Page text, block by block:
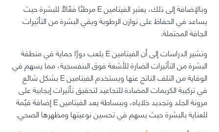
وبالإضافة إلى ذلك، يعتبر الفيتامين E مرطبًا فعّالًا للبشرة حيث
يساعد في الحفاظ على توازن الرطوبة ويقي البشرة من التأثيرات
الجافة المحتملة.
وتشير الدراسات إلى أن الفيتامين E يلعب دورًا حماية في منطقة
البشرة من التأثيرات الضارة للأشعة فوق البنفسجية، مما يسهم في
الوقاية من التلف الناتج عنها ويستخدم الفيتامين E بشكل شائع
في تركيبة الكريمات المضادة للتجاعيد لتحقيق تأثيرات إيجابية على
مرونة الجلد وتجديد خلاياه، وببساطة يعد الفيتامين E إضافة قيّمة
للعناية بالبشرة حيث يسهم في تحسين نوعيتها ومظهرها الصحي.